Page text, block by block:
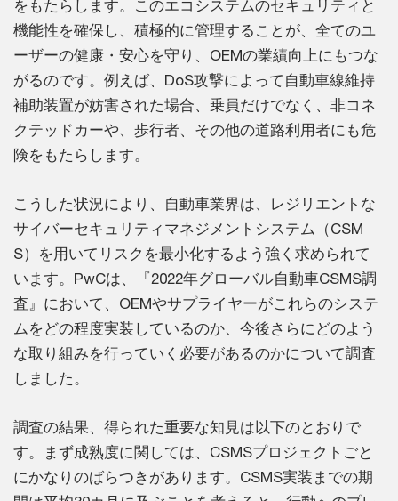
をもたらします。このエコシステムのセキュリティと
機能性を確保し、積極的に管理することが、全てのユ
ーザーの健康・安心を守り、OEMの業績向上にもつな
がるのです。例えば、DoS攻撃によって自動車線維持
補助装置が妨害された場合、乗員だけでなく、非コネ
クテッドカーや、歩行者、その他の道路利用者にも危
険をもたらします。
こうした状況により、自動車業界は、レジリエントな
サイバーセキュリティマネジメントシステム（CSM
S）を用いてリスクを最小化するよう強く求められて
います。PwCは、『2022年グローバル自動車CSMS調
査』において、OEMやサプライヤーがこれらのシステ
ムをどの程度実装しているのか、今後さらにどのよう
な取り組みを行っていく必要があるのかについて調査
しました。
調査の結果、得られた重要な知見は以下のとおりで
す。まず成熟度に関しては、CSMSプロジェクトごと
にかなりのばらつきがあります。CSMS実装までの期